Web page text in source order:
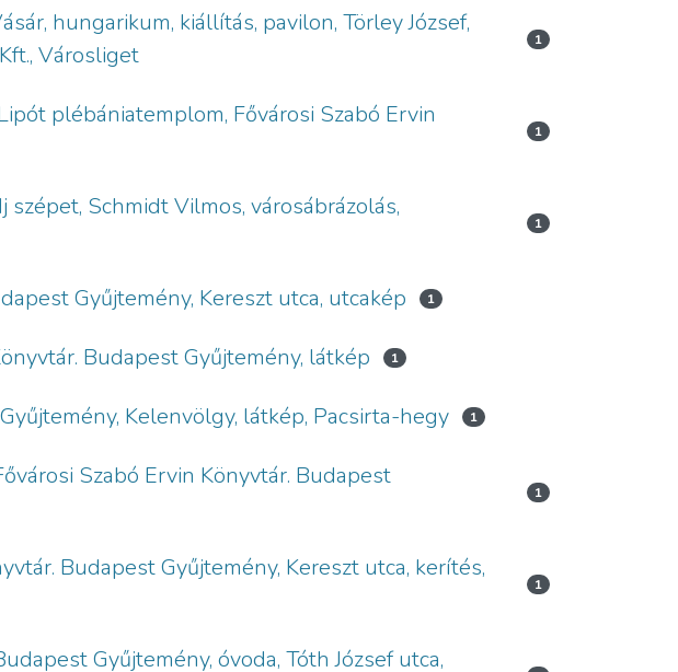
hungarikum, kiállítás, pavilon, Törley József,
Városliget
1
plébániatemplom, Fővárosi Szabó Ervin
1
Schmidt Vilmos, városábrázolás,
1
Gyűjtemény, Kereszt utca, utcakép 1
Budapest Gyűjtemény, látkép 1
Kelenvölgy, látkép, Pacsirta-hegy 1
Szabó Ervin Könyvtár. Budapest
1
Budapest Gyűjtemény, Kereszt utca, kerítés,
1
Gyűjtemény, óvoda, Tóth József utca,